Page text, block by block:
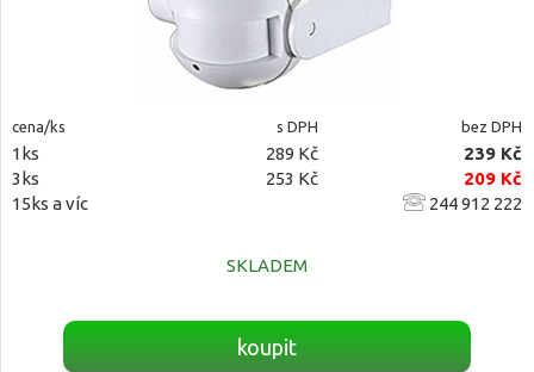
cena/ks s DPH bez DPH
1ks 289 Kč
239 Kč
3ks
253 Kč
209 Kč
15ks a víc
244 912 222
SKLADEM
koupit